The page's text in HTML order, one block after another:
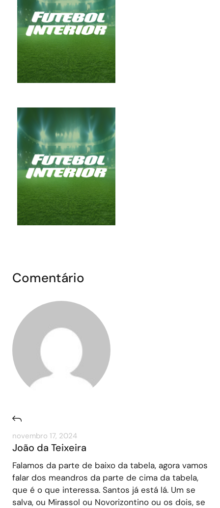
Comentário
novembro 17, 2024
João da Teixeira
Falamos da parte de baixo da tabela, agora vamos
falar dos meandros da parte de cima da tabela,
que é o que interessa. Santos já está lá. Um se
salva, ou Mirassol ou Novorizontino ou os dois, se